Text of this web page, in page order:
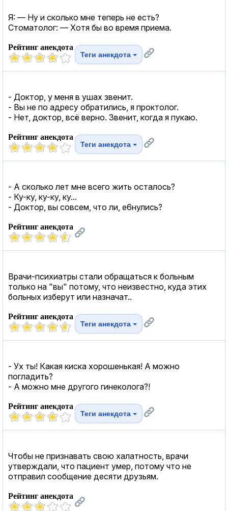
Я: — Ну и сколько мне теперь не есть?
Стоматолог: — Хотя бы во время приема.
Рейтинг анекдота
Теги анекдота
- Доктор, у меня в ушах звенит.
- Вы не по адресу обратились, я проктолог.
- Нет, доктор, всё верно. Звенит, когда я пукаю.
Рейтинг анекдота
Теги анекдота
- А сколько лет мне всего жить осталось?
- Ку-ку, ку-ку, ку...
- Доктор, вы совсем, что ли, е6нулись?
Рейтинг анекдота
Врачи-психиатры стали обращаться к больным
только на "вы" потому, что неизвестно, куда этих
больных изберут или назначат..
Рейтинг анекдота
Теги анекдота
- Ух ты! Какая киска хорошенькая! А можно
погладить?
- А можно мне другого гинеколога?!
Рейтинг анекдота
Теги анекдота
Чтобы не признавать свою халатность, врачи
утверждали, что пациент умер, потому что не
отправил сообщение десяти друзьям.
Рейтинг анекдота